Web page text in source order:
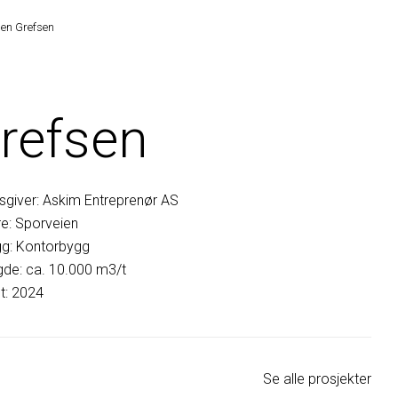
Grefsen
Askim Entreprenør AS
Sporveien
Kontorbygg
ca. 10.000 m3/t
2024
Se alle prosjekter